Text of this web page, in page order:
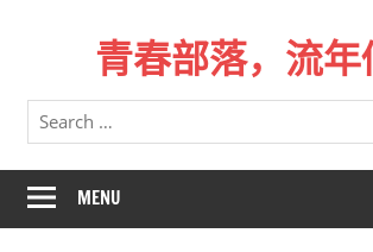
青春部落，流
青
春
一
场
MENU